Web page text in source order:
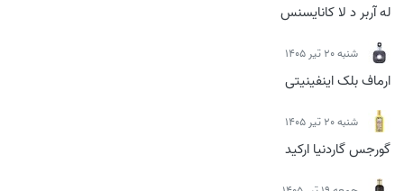
له آربر د لا کانایسنس
شنبه 20 تیر 1405
ارماف بلک اینفینیتی
شنبه 20 تیر 1405
گورجس گاردنیا ارکید